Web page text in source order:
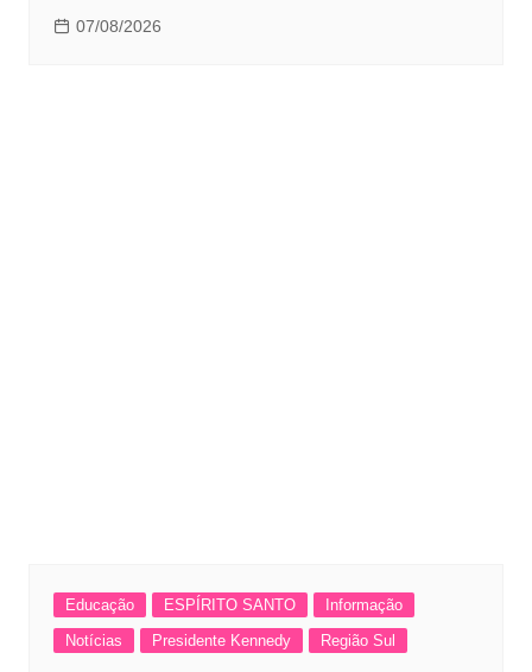
07/08/2026
Educação ESPÍRITO SANTO
Informação
Notícias
Presidente Kennedy Região Sul